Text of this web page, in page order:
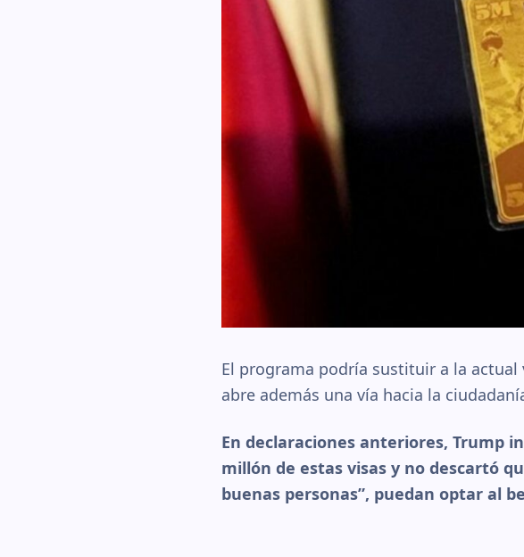
El programa podría sustituir a la actual
abre además una vía hacia la
En declaraciones anteriores, Trump
millón de estas visas y no descartó
buenas personas”, puedan optar al